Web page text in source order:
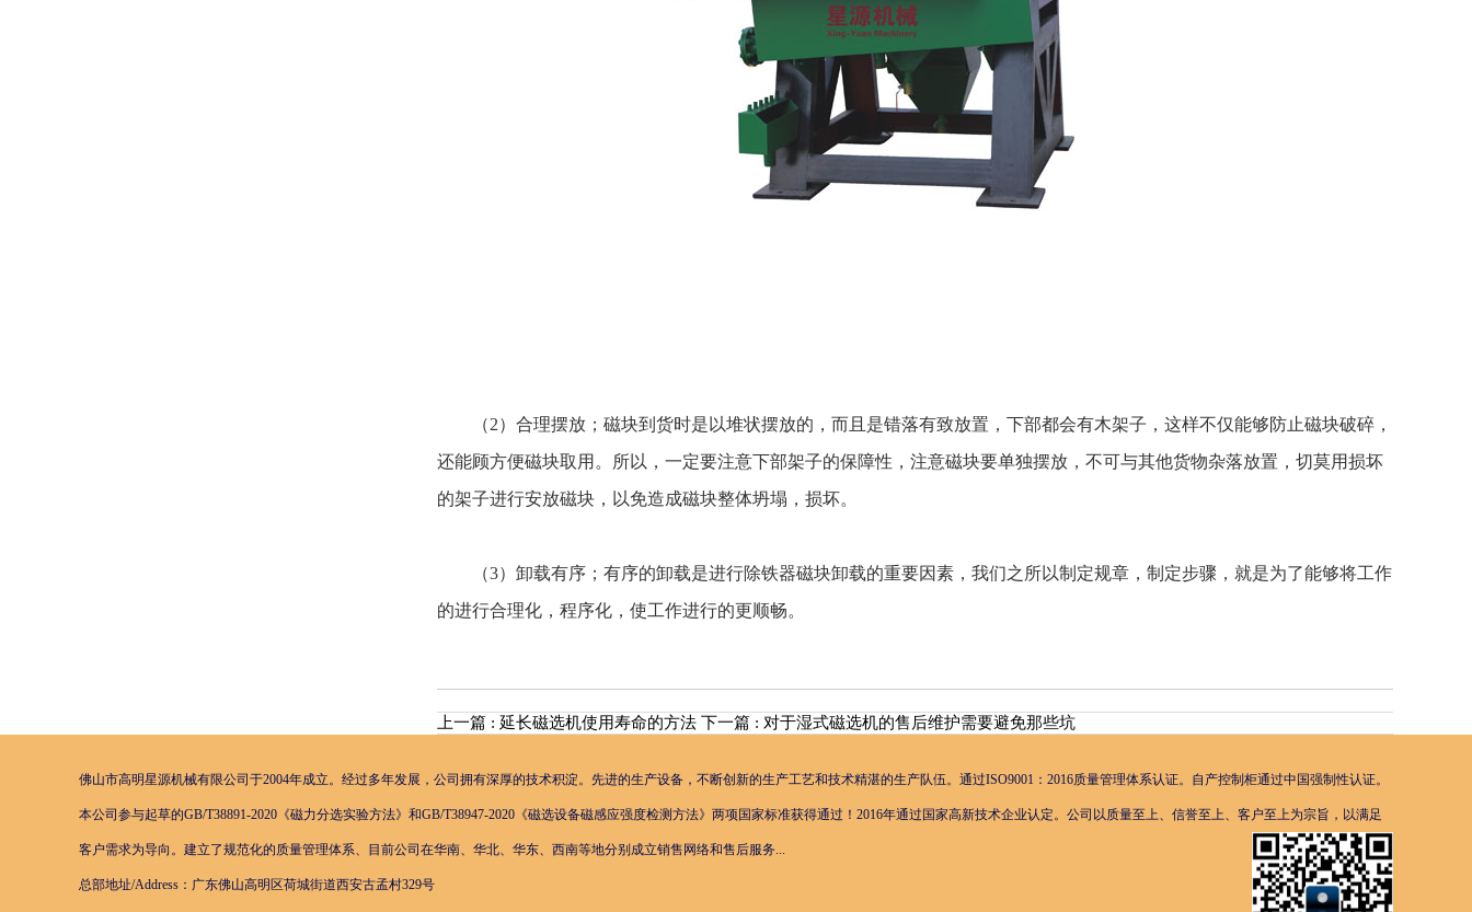
（2）合理摆放；磁块到货时是以堆状摆放的，而且是错落有致放置，下部都会有木架子，这样不仅能够防止磁块破碎，
还能顾方便磁块取用。所以，一定要注意下部架子的保障性，注意磁块要单独摆放，不可与其他货物杂落放置，切莫用损坏
的架子进行安放磁块，以免造成磁块整体坍塌，损坏。
（3）卸载有序；有序的卸载是进行除铁器磁块卸载的重要因素，我们之所以制定规章，制定步骤，就是为了能够将工作
的进行合理化，程序化，使工作进行的更顺畅。
上一篇 : 延长磁选机使用寿命的方法 下一篇 : 对于湿式磁选机的售后维护需要避免那些坑
佛山市高明星源机械有限公司于2004年成立。经过多年发展，公司拥有深厚的技术积淀。先进的生产设备，不断创新的生产工艺和技术精湛的生产队伍。通过ISO9001：2016质量管理体系认证。自产控制柜通过中国强制性认证。
本公司参与起草的GB/T38891-2020《磁力分选实验方法》和GB/T38947-2020《磁选设备磁感应强度检测方法》两项国家标准获得通过！2016年通过国家高新技术企业认定。公司以质量至上、信誉至上、客户至上为宗旨，以满足
客户需求为导向。建立了规范化的质量管理体系、目前公司在华南、华北、华东、西南等地分别成立销售网络和售后服务...
总部地址/Address：广东佛山高明区荷城街道西安古孟村329号